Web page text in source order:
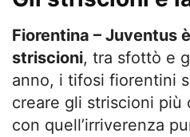
Fiorentina – Juventus
striscioni, tra sfottò e
anno, i tifosi fiorentini
creare gli striscioni
con quell’irriverenza